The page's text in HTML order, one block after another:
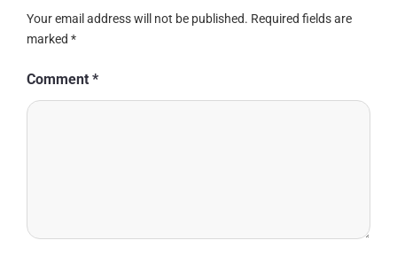
Your email address will not be published. Required fields are
marked *
Comment *